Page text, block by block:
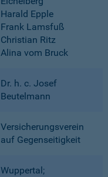
Harald Epple
Frank Lamsfuß
Christian Ritz
Alina vom Bruck
Dr. h. c. Josef
Beutelmann
Versicherungsverein
auf Gegenseitigkeit
Wuppertal;